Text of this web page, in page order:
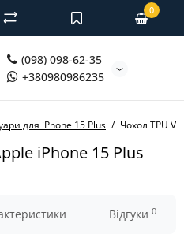
(098) 098-62-35
+380980986235
0
для iPhone 15 Plus Чохол TPU
iPhone 15 Plus
Відгуки 0